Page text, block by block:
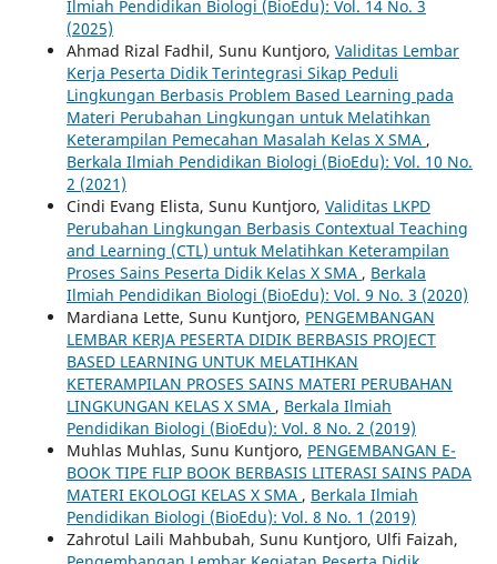
Ilmiah Pendidikan Biologi (BioEdu): Vol. 14 No. 3
(2025)
Ahmad Rizal Fadhil, Sunu Kuntjoro, Validitas Lembar
Kerja Peserta Didik Terintegrasi Sikap Peduli
Lingkungan Berbasis Problem Based Learning pada
Materi Perubahan Lingkungan untuk Melatihkan
Keterampilan Pemecahan Masalah Kelas X SMA ,
Berkala Ilmiah Pendidikan Biologi (BioEdu): Vol. 10 No.
2 (2021)
Cindi Evang Elista, Sunu Kuntjoro, Validitas LKPD
Perubahan Lingkungan Berbasis Contextual Teaching
and Learning (CTL) untuk Melatihkan Keterampilan
Proses Sains Peserta Didik Kelas X SMA , Berkala
Ilmiah Pendidikan Biologi (BioEdu): Vol. 9 No. 3 (2020)
Mardiana Lette, Sunu Kuntjoro, PENGEMBANGAN
LEMBAR KERJA PESERTA DIDIK BERBASIS PROJECT
BASED LEARNING UNTUK MELATIHKAN
KETERAMPILAN PROSES SAINS MATERI PERUBAHAN
LINGKUNGAN KELAS X SMA , Berkala Ilmiah
Pendidikan Biologi (BioEdu): Vol. 8 No. 2 (2019)
Muhlas Muhlas, Sunu Kuntjoro, PENGEMBANGAN E-
BOOK TIPE FLIP BOOK BERBASIS LITERASI SAINS PADA
MATERI EKOLOGI KELAS X SMA , Berkala Ilmiah
Pendidikan Biologi (BioEdu): Vol. 8 No. 1 (2019)
Zahrotul Laili Mahbubah, Sunu Kuntjoro, Ulfi Faizah,